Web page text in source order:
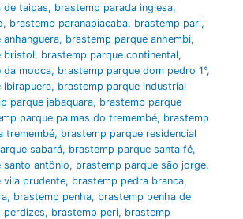
de taipas, brastemp parada inglesa,
, brastemp paranapiacaba, brastemp pari,
, brastemp parque anhembi,
bristol, brastemp parque continental,
da mooca, brastemp parque dom pedro 1°,
ibirapuera, brastemp parque industrial
parque jabaquara, brastemp parque
parque palmas do tremembé, brastemp
tremembé, brastemp parque residencial
sabará, brastemp parque santa fé,
santo antônio, brastemp parque são jorge,
vila prudente, brastemp pedra branca,
, brastemp penha, brastemp penha de
perdizes, brastemp peri, brastemp